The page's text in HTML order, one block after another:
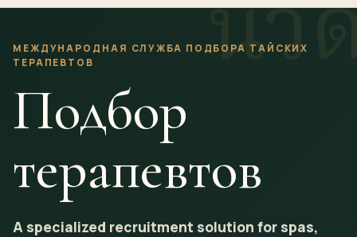
МЕЖДУНАРОДНАЯ СЛУЖБА ПОДБОРА ТАЙСКИХ
ТЕРАПЕВТОВ
Подбор
терапевтов
A specialized recruitment solution for spas,